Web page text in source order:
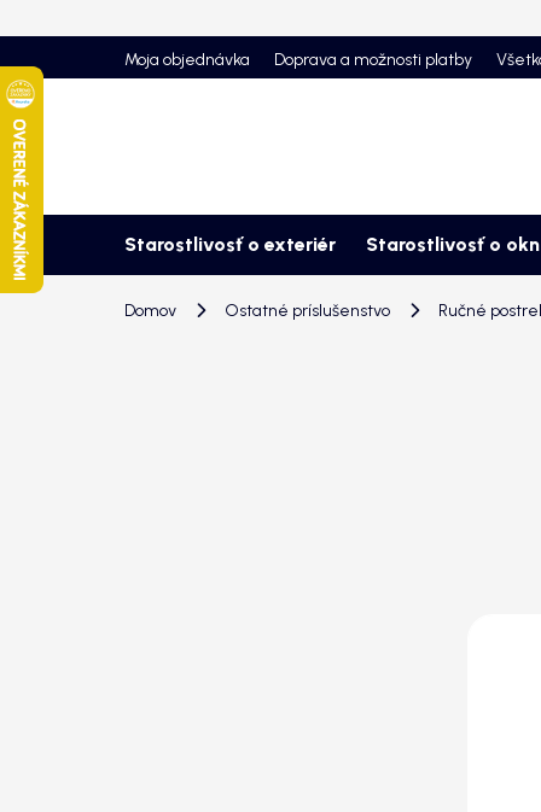
na
obsah
Moja objednávka Doprava a možnosti platby
Starostlivosť o exteriér Starostlivosť o
Domov Ostatné príslušenstvo Ručné